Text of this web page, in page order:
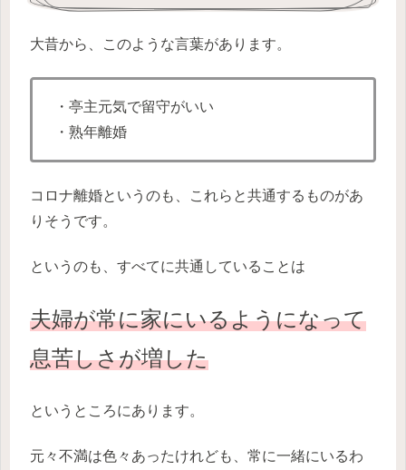
大昔から、このような言葉があります。
・亭主元気で留守がいい
・熟年離婚
コロナ離婚というのも、これらと共通するものがあ
りそうです。
というのも、すべてに共通していることは
夫婦が常に家にいるようになって
息苦しさが増した
というところにあります。
元々不満は色々あったけれども、常に一緒にいるわ